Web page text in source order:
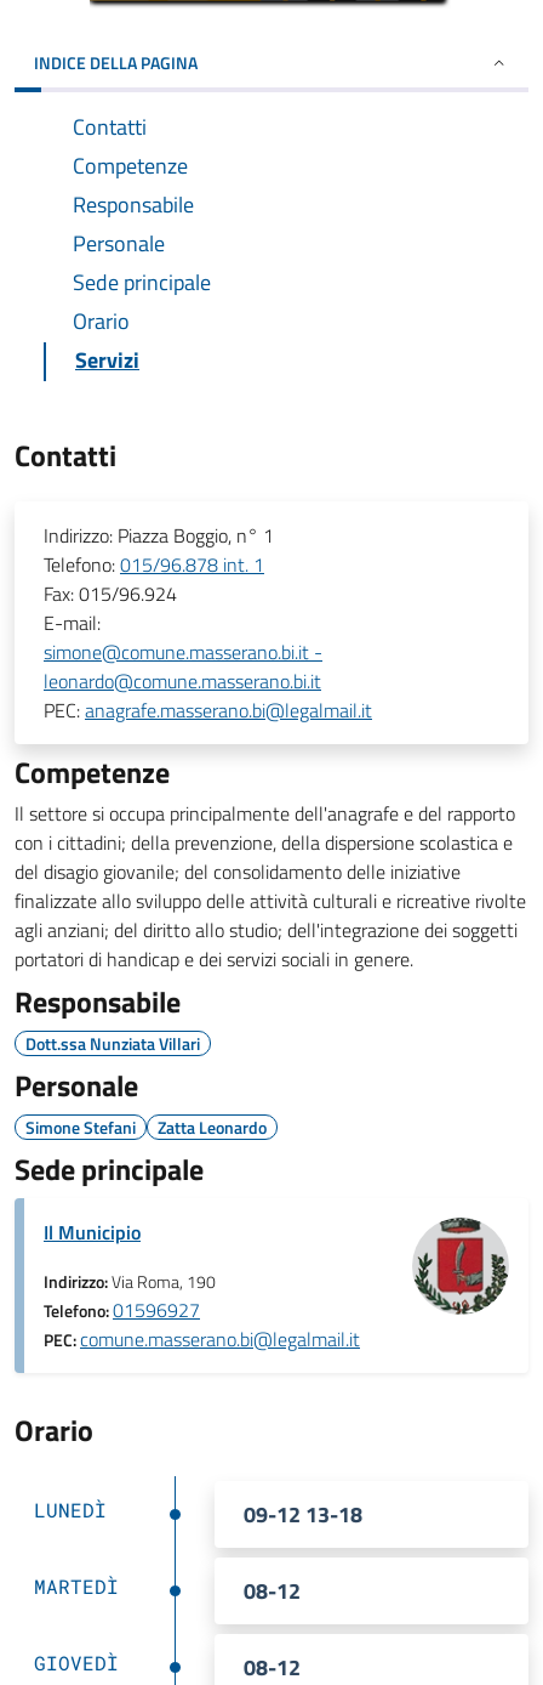
INDICE DELLA PAGINA
Contatti
Competenze
Responsabile
Personale
Sede principale
Orario
Servizi
Contatti
Indirizzo: Piazza Boggio, n° 1
Telefono:015/96.878 int. 1
Fax:015/96.924
E-mail:
simone@comune.masserano.bi.it -
leonardo@comune.masserano.bi.it
PEC:anagrafe.masserano.bi@legalmail.it
Competenze
Il settore si occupa principalmente dell'anagrafe e del rapporto
con i cittadini; della prevenzione, della dispersione scolastica e
del disagio giovanile; del consolidamento delle iniziative
finalizzate allo sviluppo delle attività culturali e ricreative rivolte
agli anziani; del diritto allo studio; dell'integrazione dei soggetti
portatori di handicap e dei servizi sociali in genere.
Responsabile
Dott.ssa Nunziata Villari
Personale
Simone Stefani Zatta Leonardo
Sede principale
Il Municipio
Indirizzo:Via Roma, 190
Telefono:01596927
PEC:comune.masserano.bi@legalmail.it
Orario
LUNEDÌ 09-12 13-18
MARTEDÌ 08-12
GIOVEDÌ 08-12